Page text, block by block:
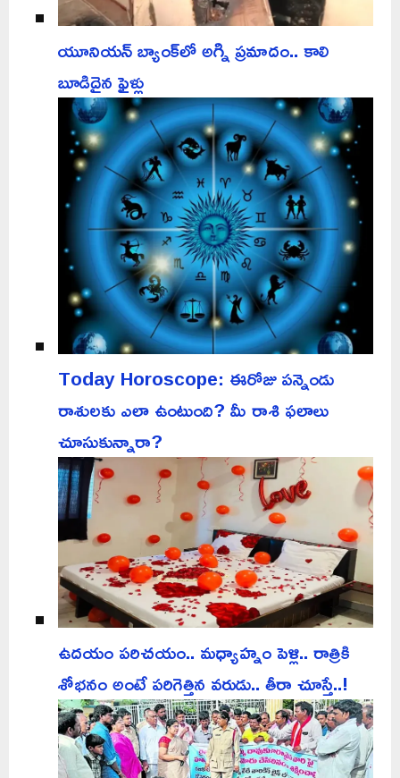
యూనియన్ బ్యాంక్‌లో అగ్ని ప్రమాదం.. కాలి
బూడిదైన ఫైళ్లు
Today Horoscope: ఈరోజు పన్నెండు
రాశులకు ఎలా ఉంటుంది? మీ రాశి ఫలాలు
చూసుకున్నారా?
ఉదయం పరిచయం.. మధ్యాహ్నం పెళ్లి.. రాత్రికి
శోభనం అంటే పరిగెత్తిన వరుడు.. తీరా చూస్తే..!